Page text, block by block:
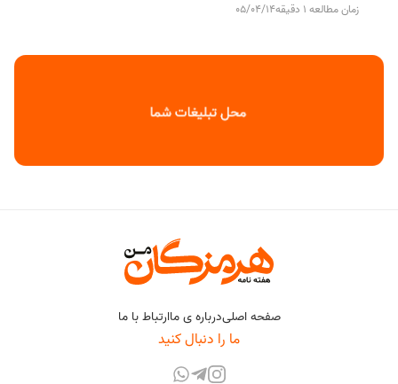
زمان مطالعه 1 دقیقه 05/04/14
صفحه اصلیدرباره ی ماارتباط با ما
ما را دنبال کنید